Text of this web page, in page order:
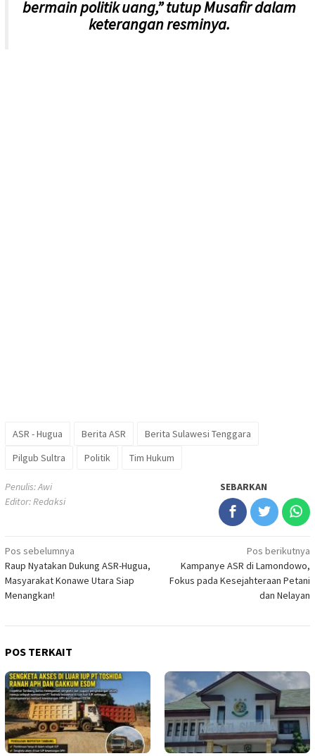
bermain politik uang,” tutup Musafir dalam
keterangan resminya.
ASR - Hugua Berita ASR
Berita Sulawesi Tenggara
Pilgub Sultra
Politik Tim Hukum
Penulis: Awi
Editor: Redaksi
SEBARKAN
Navigasi
pos
Pos sebelumnya
Raup Nyatakan Dukung ASR-Hugua,
Masyarakat Konawe Utara Siap
Menangkan!
Pos berikutnya
Kampanye ASR di Lamondowo,
Fokus pada Kesejahteraan Petani
dan Nelayan
POS TERKAIT